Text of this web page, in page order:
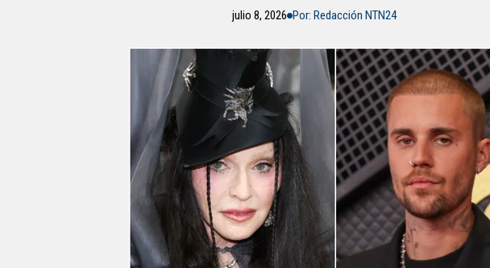
julio 8, 2026 Por: Redacción NTN24